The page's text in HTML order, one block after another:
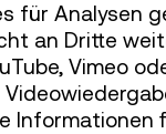
Kinder
für Analysen
an Dritte
Vimeo
Informationen